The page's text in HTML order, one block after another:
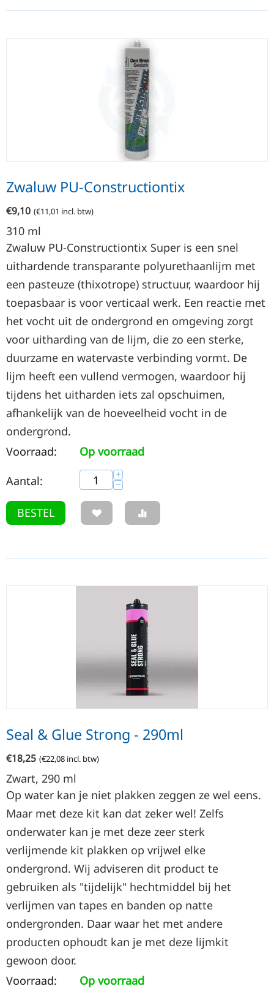
Zwaluw PU-Constructiontix
€9,10 (€11,01 incl. btw)
310 ml
Zwaluw PU-Constructiontix Super is een snel
uithardende transparante polyurethaanlijm met
een pasteuze (thixotrope) structuur, waardoor hij
toepasbaar is voor verticaal werk. Een reactie met
het vocht uit de ondergrond en omgeving zorgt
voor uitharding van de lijm, die zo een sterke,
duurzame en watervaste verbinding vormt. De
lijm heeft een vullend vermogen, waardoor hij
tijdens het uitharden iets zal opschuimen,
afhankelijk van de hoeveelheid vocht in de
ondergrond.
Voorraad:
Op voorraad
Aantal:
+
−
BESTEL
Seal & Glue Strong - 290ml
€18,25 (€22,08 incl. btw)
Zwart, 290 ml
Op water kan je niet plakken zeggen ze wel eens.
Maar met deze kit kan dat zeker wel! Zelfs
onderwater kan je met deze zeer sterk
verlijmende kit plakken op vrijwel elke
ondergrond. Wij adviseren dit product te
gebruiken als "tijdelijk" hechtmiddel bij het
verlijmen van tapes en banden op natte
ondergronden. Daar waar het met andere
producten ophoudt kan je met deze lijmkit
gewoon door.
Voorraad:
Op voorraad